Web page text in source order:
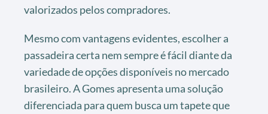
valorizados pelos compradores.
Mesmo com vantagens evidentes, escolher a
passadeira certa nem sempre é fácil diante da
variedade de opções disponíveis no mercado
brasileiro. A Gomes apresenta uma solução
diferenciada para quem busca um tapete que